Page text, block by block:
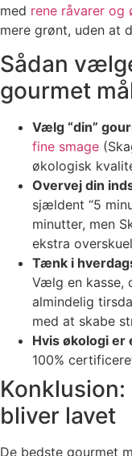
med rene råvarer og
mere grønt, uden at
Sådan
gourmet
Vælg “din”
fine smage
økologisk
Overvej din
sjældent “5
minutter, men
ekstra
Tænk i
Vælg en kasse,
almindelig
med at skabe
Hvis økologi er
100%
bliver lavet
De bedste gourmet